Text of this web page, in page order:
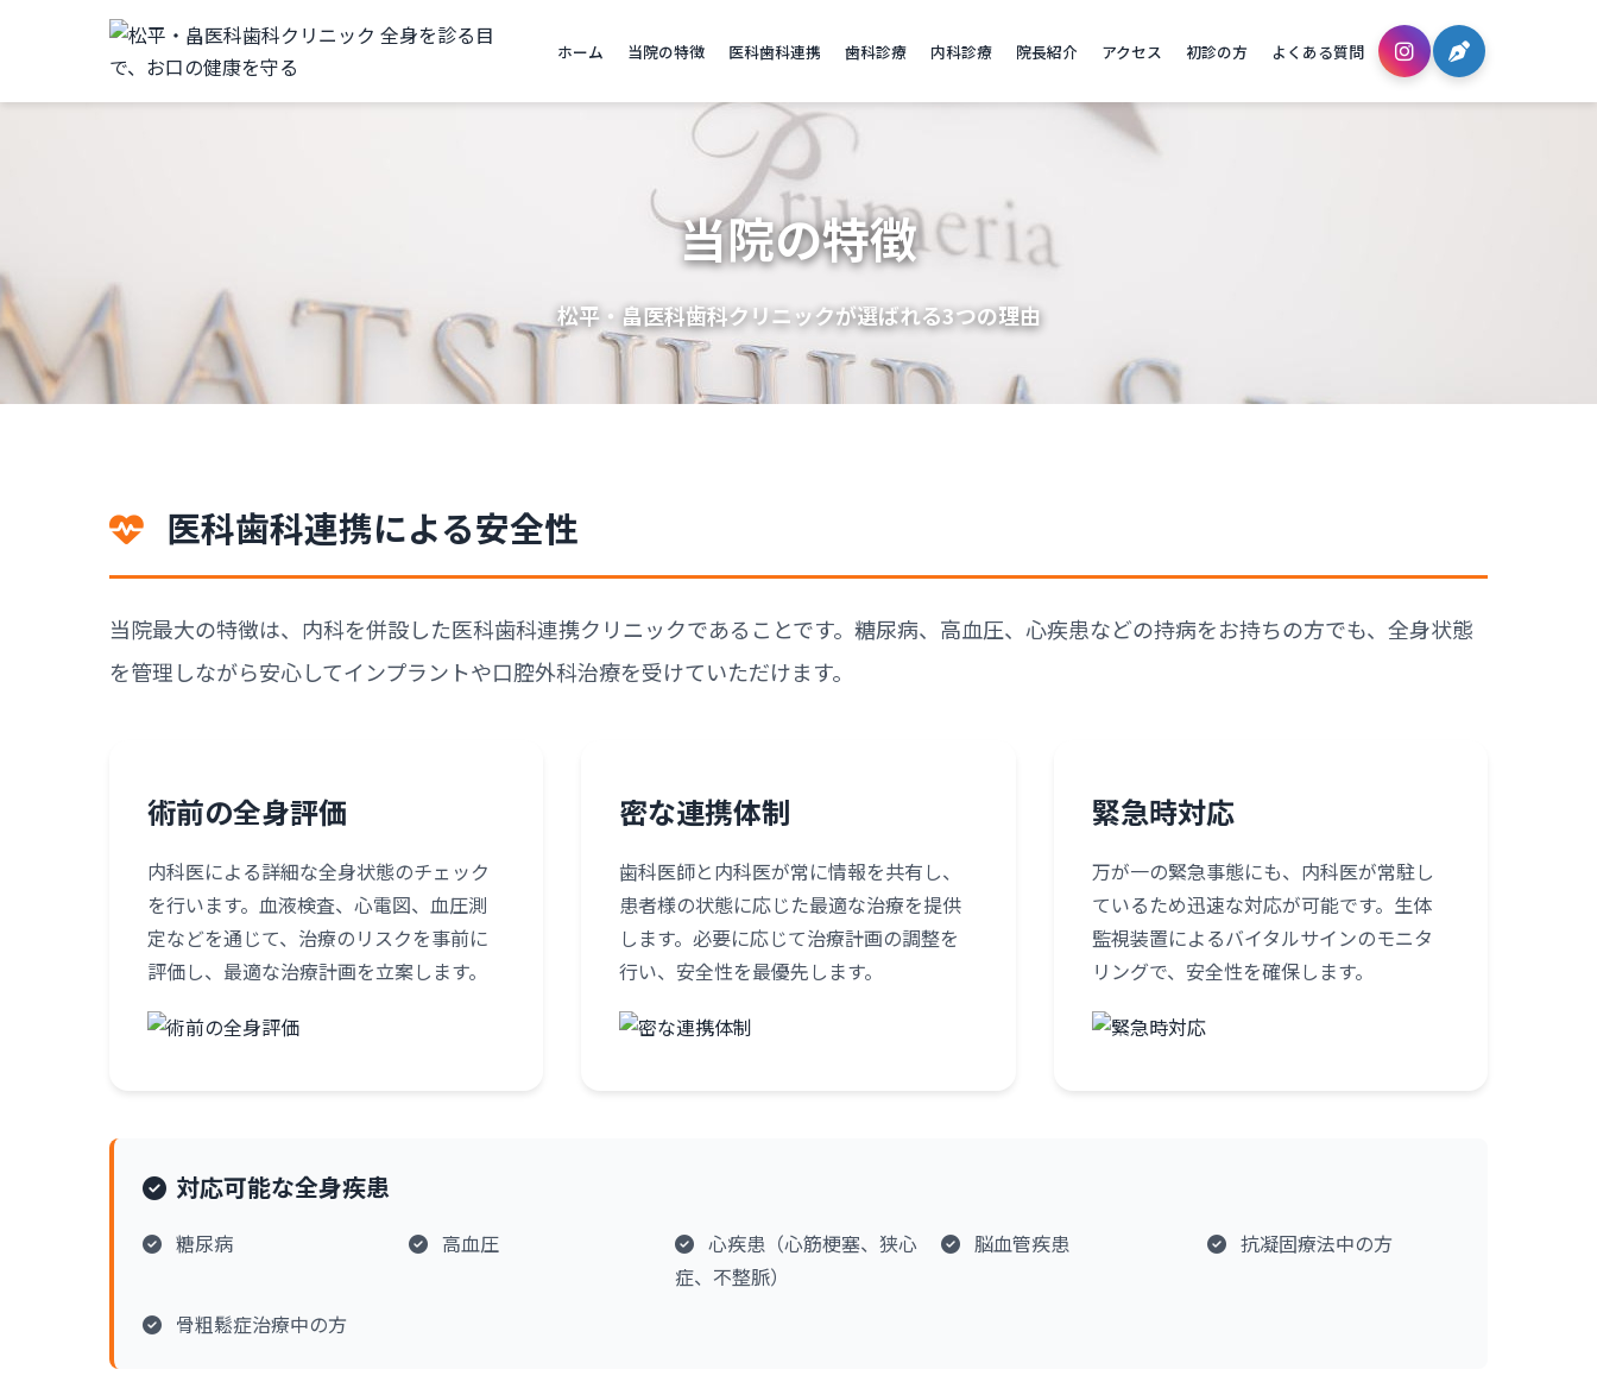
ホーム 当院の特徴 医科歯科連携 歯科診療 内科診療 院長紹介 アクセス 初診の方 よくある質問
当院の特徴
松平・畠医科歯科クリニックが選ばれる3つの理由
医科歯科連携による安全性
当院最大の特徴は、内科を併設した医科歯科連携クリニックであることです。糖尿病、高血圧、心疾患などの持病をお持ちの方でも、全身状態
を管理しながら安心してインプラントや口腔外科治療を受けていただけます。
術前の全身評価
内科医による詳細な全身状態のチェック
を行います。血液検査、心電図、血圧測
定などを通じて、治療のリスクを事前に
評価し、最適な治療計画を立案します。
密な連携体制
歯科医師と内科医が常に情報を共有し、
患者様の状態に応じた最適な治療を提供
します。必要に応じて治療計画の調整を
行い、安全性を最優先します。
緊急時対応
万が一の緊急事態にも、内科医が常駐し
ているため迅速な対応が可能です。生体
監視装置によるバイタルサインのモニタ
リングで、安全性を確保します。
対応可能な全身疾患
糖尿病 高血圧
心疾患（心筋梗塞、狭心
症、不整脈）
脳血管疾患 抗凝固療法中の方
骨粗鬆症治療中の方